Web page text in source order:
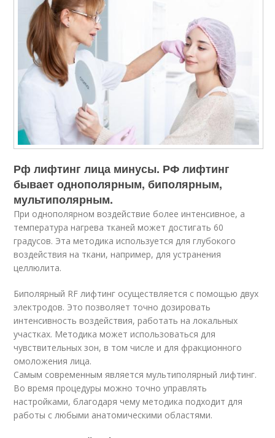
Рф лифтинг лица минусы. РФ лифтинг
бывает однополярным, биполярным,
мультиполярным.
При однополярном воздействие более интенсивное, а
температура нагрева тканей может достигать 60
градусов. Эта методика используется для глубокого
воздействия на ткани, например, для устранения
целлюлита.
Биполярный RF лифтинг осуществляется с помощью двух
электродов. Это позволяет точно дозировать
интенсивность воздействия, работать на локальных
участках. Методика может использоваться для
чувствительных зон, в том числе и для фракционного
омоложения лица.
Самым современным является мультиполярный лифтинг.
Во время процедуры можно точно управлять
настройками, благодаря чему методика подходит для
работы с любыми анатомическими областями.